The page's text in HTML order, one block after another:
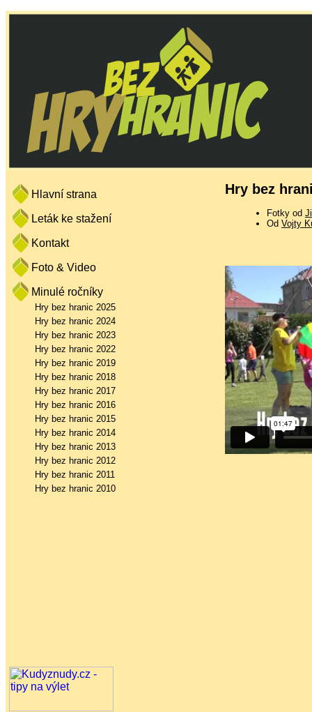
Hlavní strana
Leták ke stažení
Kontakt
Foto & Video
Minulé ročníky
Hry bez hranic 2025
Hry bez hranic 2024
Hry bez hranic 2023
Hry bez hranic 2022
Hry bez hranic 2019
Hry bez hranic 2018
Hry bez hranic 2017
Hry bez hranic 2016
Hry bez hranic 2015
Hry bez hranic 2014
Hry bez hranic 2013
Hry bez hranic 2012
Hry bez hranic 2011
Hry bez hranic 2010
Hry bez
Fotky od
Od Vojty